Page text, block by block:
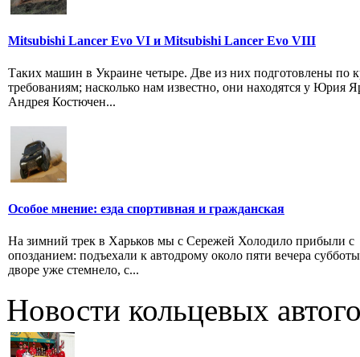
Mitsubishi Lancer Evo VI и Mitsubishi Lancer Evo VIII
Таких машин в Украине четыре. Две из них подготовлены по
требованиям; насколько нам известно, они находятся у Юрия
Андрея Костючен...
Особое мнение: езда спортивная и гражданская
На зимний трек в Харьков мы с Сережей Холодило прибыли с
опозданием: подъехали к автодрому около пяти вечера
дворе уже стемнело, с...
Новости кольцевых